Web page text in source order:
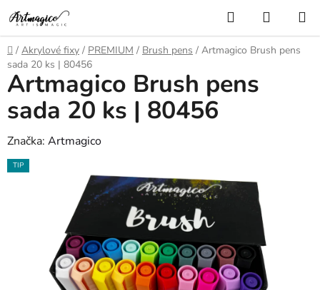
Přejít
na
obsah
Hledat
KOŠÍK
Domů
/ Akrylové fixy / PREMIUM / Brush pens / Artmagico Brush pens
sada 20 ks | 80456
Artmagico Brush pens
sada 20 ks | 80456
Značka: Artmagico
TIP